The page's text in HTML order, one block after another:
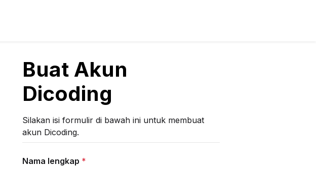
Buat Akun
Dicoding
Silakan isi formulir di bawah ini untuk membuat
akun Dicoding.
Nama lengkap *